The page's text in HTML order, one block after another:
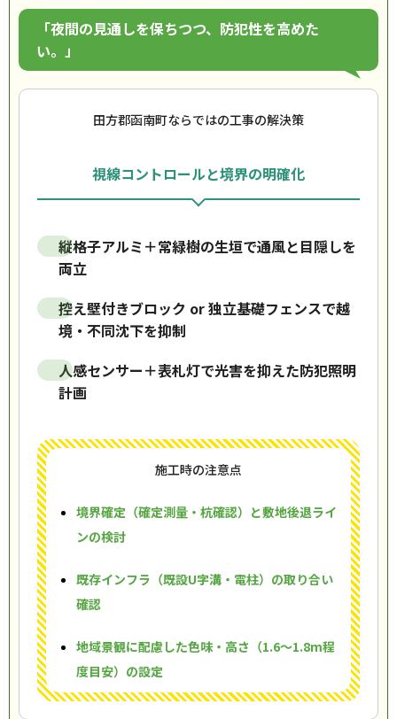
「夜間の見通しを保ちつつ、防犯性を高めた
い。」
田方郡函南町ならではの工事の解決策
視線コントロールと境界の明確化
縦格子アルミ＋常緑樹の生垣で通風と目隠しを
両立
控え壁付きブロック or 独立基礎フェンスで越
境・不同沈下を抑制
人感センサー＋表札灯で光害を抑えた防犯照明
計画
施工時の注意点
境界確定（確定測量・杭確認）と敷地後退ライ
ンの検討
既存インフラ（既設U字溝・電柱）の取り合い
確認
地域景観に配慮した色味・高さ（1.6～1.8m程
度目安）の設定